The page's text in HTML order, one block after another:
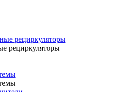
рециркуляторы
рециркуляторы